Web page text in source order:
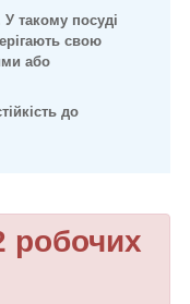
У такому посуді
свою
або
до
робочих